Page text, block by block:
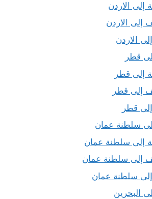
إلى الاردن
إلى الاردن
الاردن
قطر
إلى قطر
إلى قطر
قطر
سلطنة عمان
إلى سلطنة عمان
إلى سلطنة عمان
سلطنة عمان
البحرين